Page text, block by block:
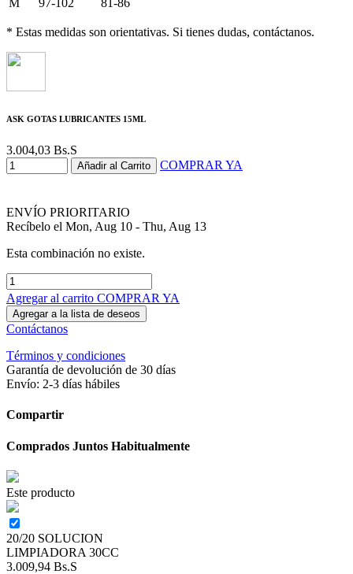
M 97-102 81-86
* Estas medidas son orientativas. Si tienes dudas, contáctanos.
ASK GOTAS LUBRICANTES 15ML
3.004,03 Bs.S
Añadir al Carrito COMPRAR YA
ENVÍO PRIORITARIO
Recíbelo el Mon, Aug 10 - Thu, Aug 13
Esta combinación no existe.
Agregar al carrito COMPRAR YA
Agregar a la lista de deseos
Contáctanos
Términos y condiciones
Garantía de devolución de 30 días
Envío: 2-3 días hábiles
Compartir
Comprados Juntos Habitualmente
Este producto
20/20 SOLUCION
LIMPIADORA 30CC
3.009,94 Bs.S